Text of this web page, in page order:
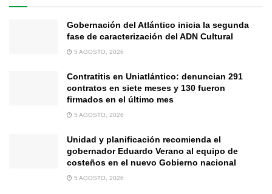
Gobernación del Atlántico inicia la segunda
fase de caracterización del ADN Cultural
5 AGOSTO, 2026
Contratitis en Uniatlántico: denuncian 291
contratos en siete meses y 130 fueron
firmados en el último mes
5 AGOSTO, 2026
Unidad y planificación recomienda el
gobernador Eduardo Verano al equipo de
costeños en el nuevo Gobierno nacional
5 AGOSTO, 2026